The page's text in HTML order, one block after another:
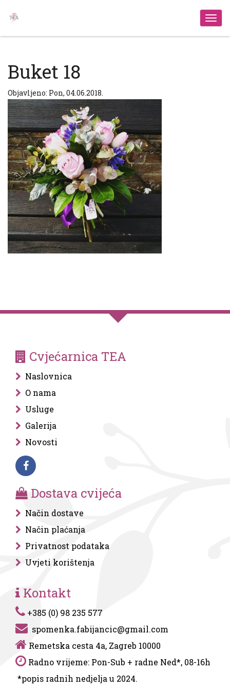
Buket 18
Objavljeno: Pon, 04.06.2018.
Cvjećarnica TEA
Naslovnica
O nama
Usluge
Galerija
Novosti
Dostava cvijeća
Način dostave
Način plaćanja
Privatnost podataka
Uvjeti korištenja
Kontakt
+385 (0) 98 235 577
spomenka.fabijancic@gmail.com
Remetska cesta 4a, Zagreb 10000
Radno vrijeme: Pon-Sub + radne Ned*, 08-16h
*popis radnih nedjelja u 2024.